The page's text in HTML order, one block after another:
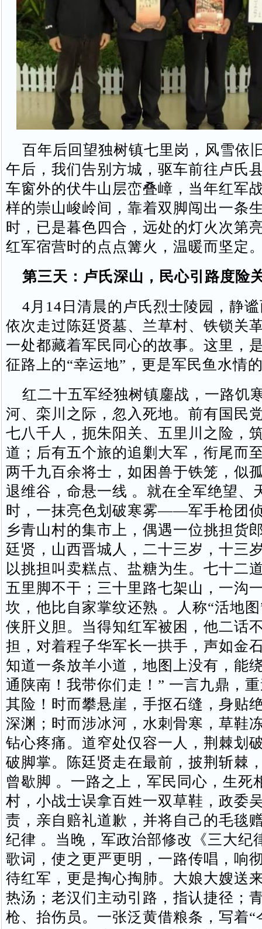
百年后回望独树镇七里岗，风雪依
午后，我们告别方城，驱车前往卢氏
车窗外的伏牛山层峦叠嶂，当年红军
样的崇山峻岭间，靠着双脚闯出一条
时，已是暮色四合，远处的灯火次第
红军宿营时的点点篝火，温暖而坚定
第三天：卢氏深山，民心引路度险
4月14日清晨的卢氏烈士陵园，静
依次走过陈廷贤墓、兰草村、铁锁关
一处都藏着军民同心的故事。这里，
征路上的“幸运地”，更是军民鱼水情
红二十五军经独树镇鏖战，一路饥
河、栾川之际，忽入死地。前有国民
七八千人，扼朱阳关、五里川之险，
道；后有五个旅的追剿大军，衔尾而
两千九百余将士，如困兽于铁笼，似
退维谷，命悬一线 。就在全军绝望、
时，一抹亮色划破寒雾——军手枪团
乡青山村的集市上，偶遇一位挑担货
廷贤，山西晋城人，二十三岁，十三
以挑担叫卖糕点、盐糖为生。七十二
五里脚不干；三十里路七架山，一沟
坎，他比自家掌纹还熟 。人称“活地
侠肝义胆。当得知红军被困，他二话
担，对着程子华军长一拱手，声如金
知道一条放羊小道，地图上没有，能
通陕南！我带你们走！” 一言九鼎，
其险！时而攀悬崖，手抠石缝，身贴
深渊；时而涉冰河，水刺骨寒，草鞋
钻心疼痛。道窄处仅容一人，荆棘划
破脚掌。陈廷贤走在最前，披荆斩棘
曾歇脚 。一路之上，军民同心，生死
村，小战士误拿百姓一双草鞋，政委
责，亲自赔礼道歉，并将自己的毛毯
纪律 。当晚，军政治部修改《三大纪
歌词，使之更严更明，一路传唱，响
待红军，更是掏心掏肺。大娘大嫂送
热汤；老汉们主动引路，指认捷径；
枪、抬伤员。一张泛黄借粮条，写着“